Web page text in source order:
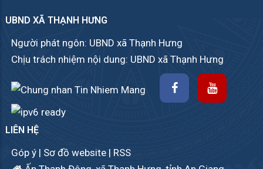
UBND XÃ THẠNH HƯNG
Người phát ngôn: UBND xã Thạnh Hưng
Chịu trách nhiệm nội dung: UBND xã Thạnh Hưng
LIÊN HỆ
Góp ý | Sơ đồ website | RSS